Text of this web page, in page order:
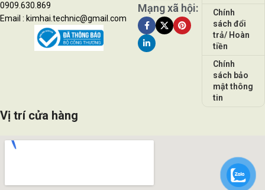
0909.630.869
Email : kimhai.technic@gmail.com
Mạng xã hội:
Chính
sách đổi
trả/ Hoàn
tiền
Chính
sách bảo
mật thông
tin
Vị trí cửa hàng